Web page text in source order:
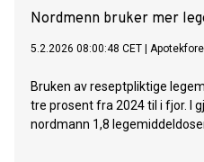
Nordmenn bruker mer
5.2.2026 08:00:48 CET
Bruken av reseptpliktige
tre prosent fra 2024 til i fjor. I
nordmann 1,8